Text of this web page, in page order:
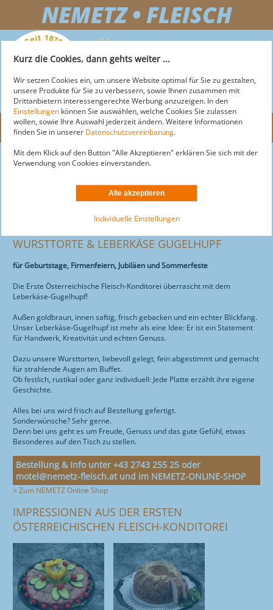
NEMETZ • FLEISCH
OFFICE@NEMETZ-FLEISCH.AT
Menü
NEMETZ-FLEISCH
AKTUELLE ANGEBOTE
SERVICE
WURSTTORTE
DOGS
HUNDEFUTTER
MOTEL
ÜBER MOTEL
FOTOGALERIE
ANREISE
RESTAURANT
WISSENWERTES
RESTAURANT
FRÜHSTÜCK
MITTAGSMENÜ & AKTIONEN
SPEISENANGEBOT
SCHULBUFFET
ANREISE
TIERGARTEN
ÜBER UNS
KONTAKT
STANDORTE
GESCHICHTE
ZERTIFIZIERUNG
OFFENE STELLEN
ONLINE-SHOP
Nemetz-Restaurant
Mittagsmenü & Aktionen
Speisenangebot
Schulbuffet
Feiern
Anreise
Tiergarten
WURSTTORTE & LEBERKÄSE GUGELHUPF
für Geburtstage, Firmenfeiern, Jubiläen und Sommerfeste
Die Erste Österreichische Fleisch-Konditorei überrascht mit dem
Leberkäse-Gugelhupf!
Außen goldbraun, innen saftig, frisch gebacken und ein echter Blickfang.
Unser Leberkäse-Gugelhupf ist mehr als eine Idee: Er ist ein Statement
für Handwerk, Kreativität und echten Genuss.
Dazu unsere Wursttorten, liebevoll gelegt, fein abgestimmt und gemacht
für strahlende Augen am Buffet.
Ob festlich, rustikal oder ganz individuell: Jede Platte erzählt ihre eigene
Geschichte.
Alles bei uns wird frisch auf Bestellung gefertigt.
Sonderwünsche? Sehr gerne.
Denn bei uns geht es um Freude, Genuss und das gute Gefühl, etwas
Besonderes auf den Tisch zu stellen.
Bestellung & Info unter +43 2743 255 25 oder
motel@nemetz-fleisch.at und im NEMETZ-ONLINE-SHOP
> Zum NEMETZ Online Shop
IMPRESSIONEN AUS DER ERSTEN
ÖSTERREICHISCHEN FLEISCH-KONDITOREI
Kurz die Cookies, dann gehts weiter ...
Wir setzen Cookies ein, um unsere Website optimal für Sie zu gestalten,
unsere Produkte für Sie zu verbessern, sowie Ihnen zusammen mit
Drittanbietern interessengerechte Werbung anzuzeigen. In den
Einstellungen können Sie auswählen, welche Cookies Sie zulassen
wollen, sowie Ihre Auswahl jederzeit ändern. Weitere Informationen
finden Sie in unserer Datenschutzvereinbarung.
Mit dem Klick auf den Button "Alle Akzeptieren" erklären Sie sich mit der
Verwendung von Cookies einverstanden.
Individuelle Einstellungen